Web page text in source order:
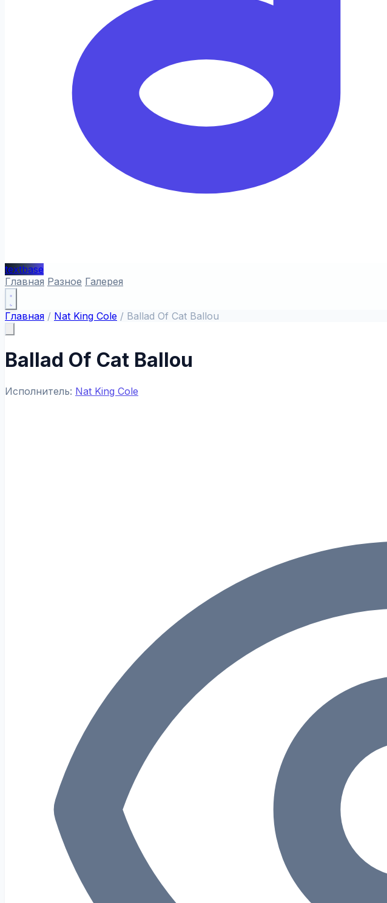
textbase
Главная Разное Галерея
Главная / Nat King Cole / Ballad Of Cat Ballou
Ballad Of Cat Ballou
Исполнитель: Nat King Cole